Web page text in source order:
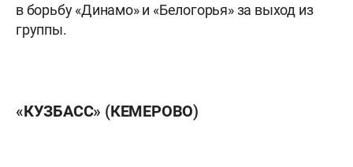
в борьбу «Динамо» и «Белогорья» за выход из
группы.
«КУЗБАСС» (КЕМЕРОВО)